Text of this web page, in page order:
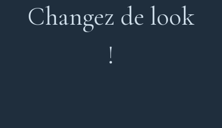
Changez de look
!